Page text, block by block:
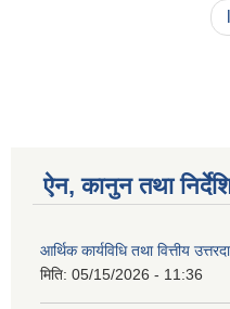
ऐन, कानुन तथा
आर्थिक कार्यविधि तथा वित्तीय
मिति: 05/15/2026 - 11:36